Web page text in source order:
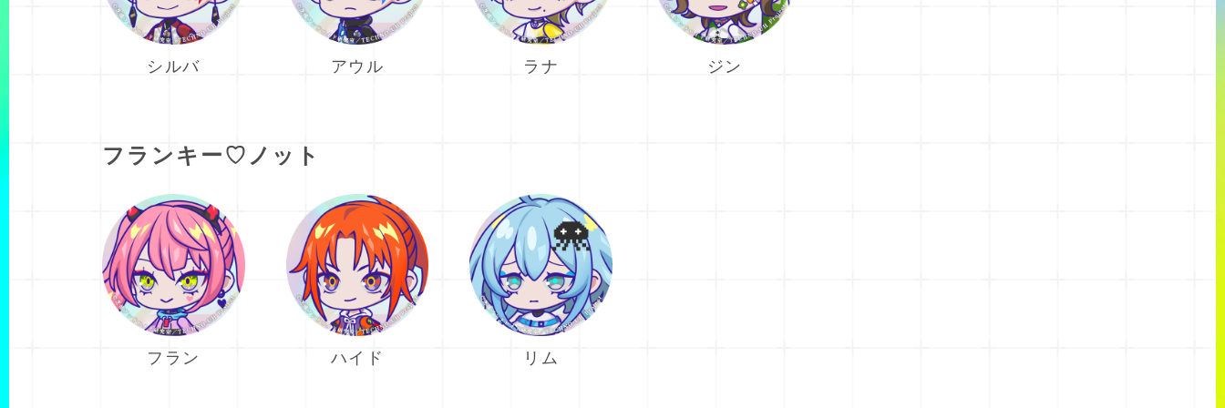
シルバ アウル ラナ ジン
フランキー♡ノット
フラン ハイド リム